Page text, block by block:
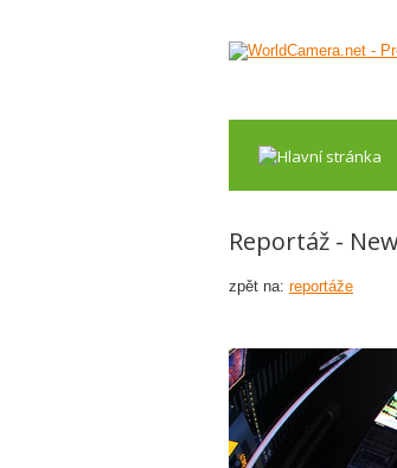
Reportáž -
zpět na: reportáže